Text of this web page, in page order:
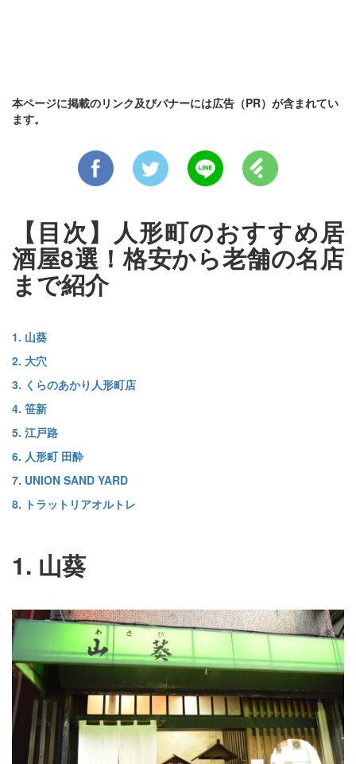
本ページに掲載のリンク及びバナーには広告（PR）が含まれてい
ます。
【目次】人形町のおすすめ居
酒屋8選！格安から老舗の名店
まで紹介
1. 山葵
2. 大穴
3. くらのあかり人形町店
4. 笹新
5. 江戸路
6. 人形町 田酔
7. UNION SAND YARD
8. トラットリアオルトレ
1. 山葵